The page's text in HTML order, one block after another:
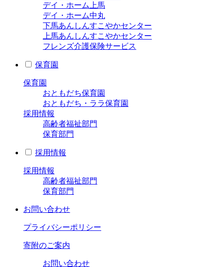
デイ・ホーム上馬
デイ・ホーム中丸
下馬あんしんすこやかセンター
上馬あんしんすこやかセンター
フレンズ介護保険サービス
保育園
保育園
おともだち保育園
おともだち・ララ保育園
採用情報
高齢者福祉部門
保育部門
採用情報
採用情報
高齢者福祉部門
保育部門
お問い合わせ
プライバシーポリシー
寄附のご案内
お問い合わせ